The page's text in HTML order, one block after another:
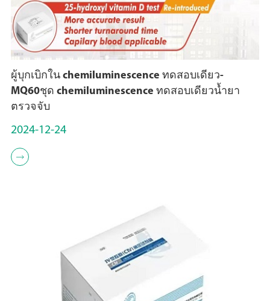
ผู้บุกเบิกใน chemiluminescence ทดสอบเดียว-
MQ60ชุด chemiluminescence ทดสอบเดียวน้ำยา
ตรวจจับ
2024-12-24
